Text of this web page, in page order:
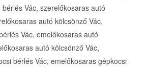
Vác, szerelőkosaras autó
autó kölcsönző Vác,
Vác, emelőkosaras autó
autó kölcsönző Vác,
bérlés Vác, emelőkosaras gépkocsi